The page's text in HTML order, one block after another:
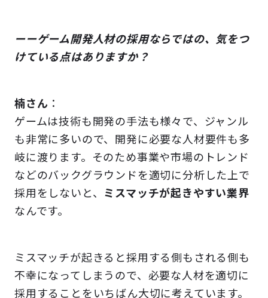
ーーゲーム開発人材の採用ならではの、気をつ
けている点はありますか？
楠さん ：
ゲームは技術も開発の手法も様々で、ジャンル
も非常に多いので、開発に必要な人材要件も多
岐に渡ります。そのため事業や市場のトレンド
などのバックグラウンドを適切に分析した上で
採用をしないと、 ミスマッチが起きやすい業界
なんです。
ミスマッチが起きると採用する側もされる側も
不幸になってしまうので、必要な人材を適切に
採用することをいちばん大切に考えています。